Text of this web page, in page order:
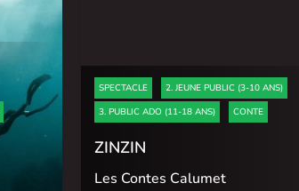
SPECTACLE
2. JEUNE PUBLIC (3-10 ANS)
3. PUBLIC ADO (11-18 ANS)
CONTE
ZINZIN
Les Contes Calumet